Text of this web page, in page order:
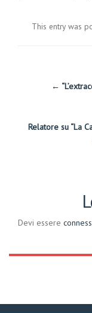
This entry was
←
Relatore su “La
Devi essere